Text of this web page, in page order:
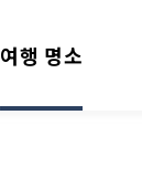
여행 명소